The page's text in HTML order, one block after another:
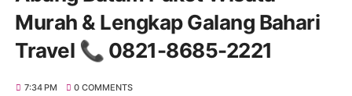
Murah & Lengkap Galang Bahari
Travel 📞 0821-8685-2221
7:34 PM 0 COMMENTS